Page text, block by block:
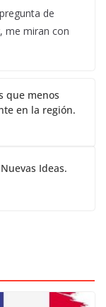
de
me miran con
que menos
en la región.
Ideas.